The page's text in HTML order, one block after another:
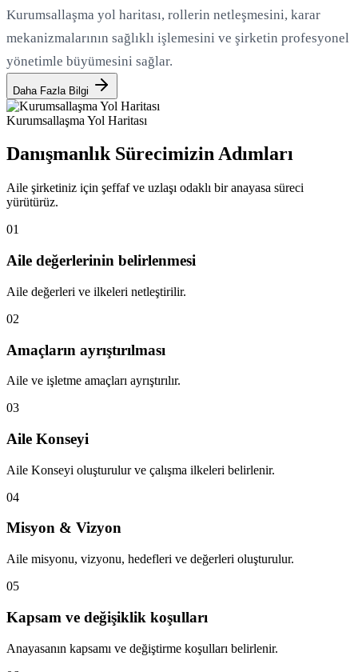
Kurumsallaşma yol haritası, rollerin netleşmesini, karar
mekanizmalarının sağlıklı işlemesini ve şirketin profesyonel
yönetimle büyümesini sağlar.
Daha Fazla Bilgi
Kurumsallaşma Yol Haritası
Danışmanlık Sürecimizin Adımları
Aile şirketiniz için şeffaf ve uzlaşı odaklı bir anayasa süreci
yürütürüz.
01
Aile değerlerinin belirlenmesi
Aile değerleri ve ilkeleri netleştirilir.
02
Amaçların ayrıştırılması
Aile ve işletme amaçları ayrıştırılır.
03
Aile Konseyi
Aile Konseyi oluşturulur ve çalışma ilkeleri belirlenir.
04
Misyon & Vizyon
Aile misyonu, vizyonu, hedefleri ve değerleri oluşturulur.
05
Kapsam ve değişiklik koşulları
Anayasanın kapsamı ve değiştirme koşulları belirlenir.